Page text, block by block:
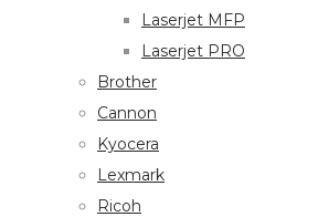
Laserjet MFP
Laserjet PRO
Brother
Cannon
Kyocera
Lexmark
Ricoh